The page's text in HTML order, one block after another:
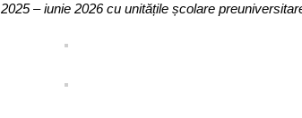
– iunie2026cu unitățile școlare